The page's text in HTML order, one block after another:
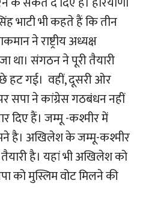
भाटी भी कहते हैं कि तीन
ने राष्ट्रीय अध्यक्ष
संगठन ने पूरी तैयारी
हट गई। वहीं, दूसरी ओर
सपा ने कांग्रेस गठबंधन नहीं
दिए हैं। जम्मू -कश्मीर में
है। अखिलेश के जम्मू-कश्मीर
है। यहां भी अखिलेश को
को मुस्लिम वोट मिलने की